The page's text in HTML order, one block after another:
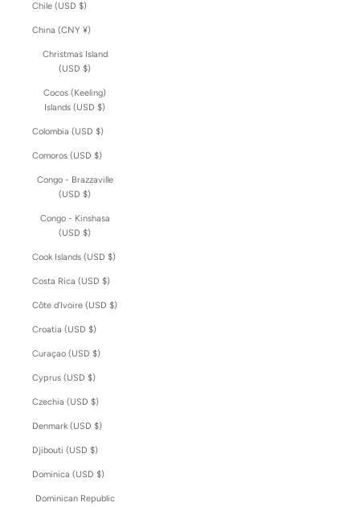
Chile (USD $)
China (CNY ¥)
Christmas Island
(USD $)
Cocos (Keeling)
Islands (USD $)
Colombia (USD $)
Comoros (USD $)
Congo - Brazzaville
(USD $)
Congo - Kinshasa
(USD $)
Cook Islands (USD $)
Costa Rica (USD $)
Côte d’Ivoire (USD $)
Croatia (USD $)
Curaçao (USD $)
Cyprus (USD $)
Czechia (USD $)
Denmark (USD $)
Djibouti (USD $)
Dominica (USD $)
Dominican Republic